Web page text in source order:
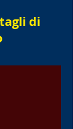
di